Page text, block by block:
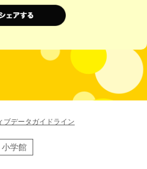
②
せん!
ブデータガイドライン
小学館